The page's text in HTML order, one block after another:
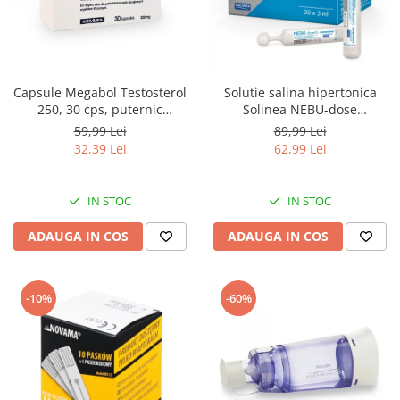
Pulsoximetre
Accesorii
Monitorizare medicala
Stetoscoape
Consumabile medicale
Ser fiziologic
Suporturi ortopedice si orteze
Diverse
Ingrijire personala & cosmetice
Ingrijire personala
Capsule Megabol Testosterol
250, 30 cps, puternic
anabolizant natural, creste
nivelul de testosteron
59,99 Lei
32,39 Lei
IN STOC
ADAUGA IN COS
Solutie salina hipertonica
Solinea NEBU-dose
concentratie 3%, 30
monodoze x 5 ml
89,99 Lei
62,99 Lei
IN STOC
ADAUGA IN COS
-10% -60%